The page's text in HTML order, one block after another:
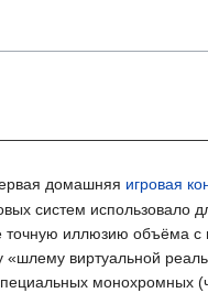
домашняя игровая
систем использовало
точную иллюзию объёма
виртуальной